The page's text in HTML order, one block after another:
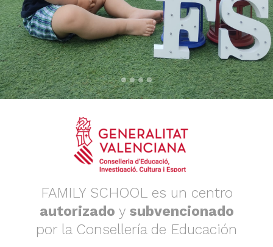
FAMILY SCHOOL es un centro
autorizado y subvencionado
por la Consellería de Educación